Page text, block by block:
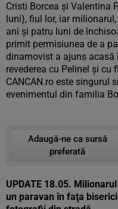
Cristi Borcea şi Valentina
luni), fiul lor, iar
ani şi patru luni de
primit permisiunea de a
dinamovist a ajuns
revederea cu Pelinel şi
CANCAN.ro este singurul
evenimentul din familia
Adaugă-ne ca sursă
preferată
UPDATE 18.05.
un paravan în faţa